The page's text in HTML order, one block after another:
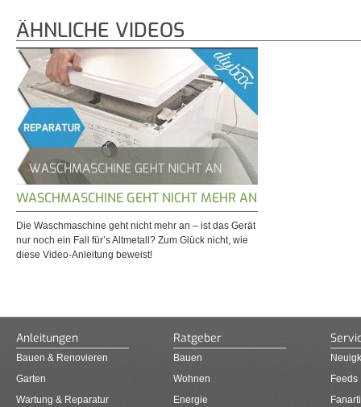
ÄHNLICHE VIDEOS
WASCHMASCHINE GEHT NICHT MEHR AN
Die Waschmaschine geht nicht mehr an – ist das Gerät
nur noch ein Fall für’s Altmetall? Zum Glück nicht, wie
diese Video-Anleitung beweist!
Anleitungen
Bauen & Renovieren
Garten
Wartung & Reparatur
Ratgeber
Bauen
Wohnen
Energie
Feeds